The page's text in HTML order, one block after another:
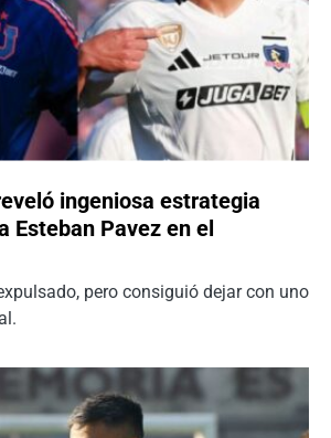
ingeniosa estrategia
Esteban Pavez en el
pero consiguió dejar con uno